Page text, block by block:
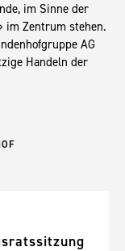
im Sinne der
im Zentrum stehen.
AG
Handeln der